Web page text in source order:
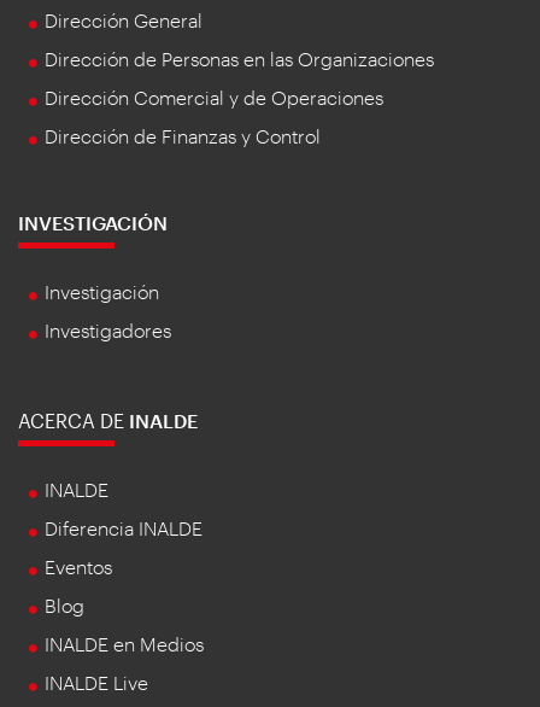
Dirección General
Dirección de Personas en las Organizaciones
Dirección Comercial y de Operaciones
Dirección de Finanzas y Control
INVESTIGACIÓN
Investigación
Investigadores
ACERCA DE INALDE
INALDE
Diferencia INALDE
Eventos
Blog
INALDE en Medios
INALDE Live